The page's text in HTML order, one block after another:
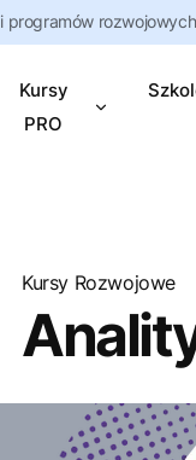
Kursy
PRO
Kursy Rozwojowe